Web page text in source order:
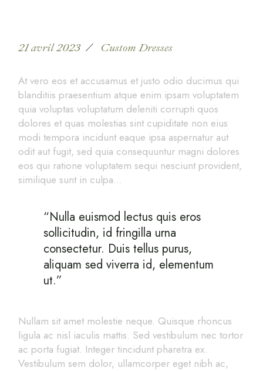
21 avril 2023 Custom Dresses
At vero eos et accusamus et justo odio ducimus qui
blanditiis praesentium atque enim ipsam voluptatem
quia voluptas voluptatum deleniti corrupti quos
dolores et quas molestias sint cupiditate non eius
modi tempora incidunt eaque ipsa aspernatur aut
odit aut fugit, sed quia consequuntur magni dolores
eos qui ratione voluptatem sequi nesciunt provident,
similique sunt in culpa…
“Nulla euismod lectus quis eros
sollicitudin, id fringilla urna
consectetur. Duis tellus purus,
aliquam sed viverra id, elementum
ut.”
Nullam sit amet molestie neque. Quisque rhoncus
ligula ac nisl iaculis mattis. Sed vestibulum nec tortor
ac porta fugiat. Integer tincidunt pharetra ex.
Vestibulum sem dolor, ullamcorper eget nibh ac,